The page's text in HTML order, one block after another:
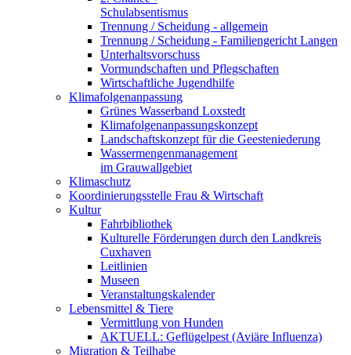
Schulabsentismus
Trennung / Scheidung - allgemein
Trennung / Scheidung - Familiengericht Langen
Unterhaltsvorschuss
Vormundschaften und Pflegschaften
Wirtschaftliche Jugendhilfe
Klimafolgenanpassung
Grünes Wasserband Loxstedt
Klimafolgenanpassungskonzept
Landschaftskonzept für die Geesteniederung
Wassermengenmanagement
im Grauwallgebiet
Klimaschutz
Koordinierungsstelle Frau & Wirtschaft
Kultur
Fahrbibliothek
Kulturelle Förderungen durch den Landkreis
Cuxhaven
Leitlinien
Museen
Veranstaltungskalender
Lebensmittel & Tiere
Vermittlung von Hunden
AKTUELL: Geflügelpest (Aviäre Influenza)
Migration & Teilhabe